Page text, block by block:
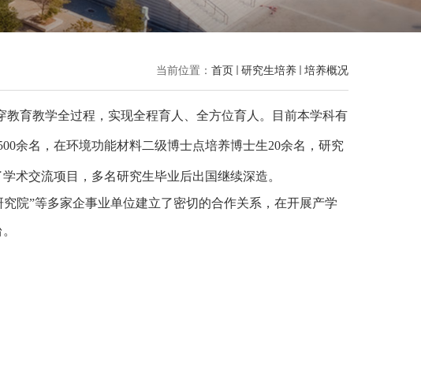
当前位置： 首页 研究生培养 培养概况
育教学全过程，实现全程育人、全方位育人。目前本学科有
余名，在环境功能材料二级博士点培养博士生20余名，研究
术交流项目，多名研究生毕业后出国继续深造。
院”等多家企事业单位建立了密切的合作关系，在开展产学